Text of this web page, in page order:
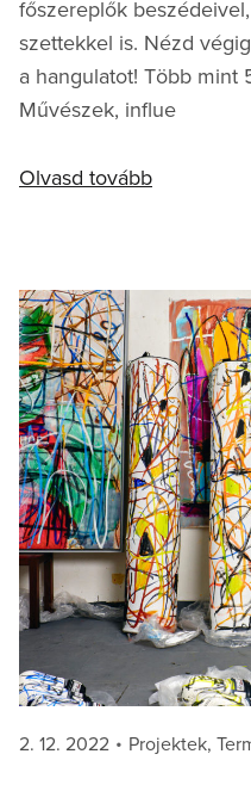
főszereplők
szettekkel is. Nézd
a hangulatot! Több mint
Művészek, influe
Olvasd tovább
Posted
2. 12. 2022 Categories
Projektek,